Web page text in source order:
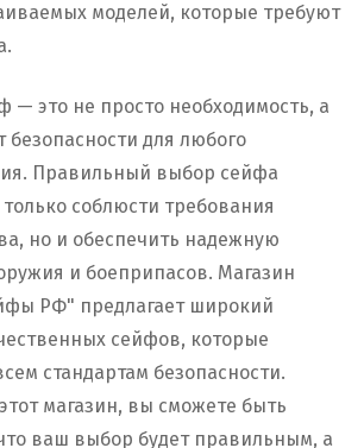
моделей, которые требуют
это не просто необходимость, а
для любого
Правильный выбор сейфа
соблюсти требования
но и обеспечить надежную
и боеприпасов. Магазин
РФ" предлагает широкий
сейфов, которые
стандартам безопасности.
магазин, вы сможете быть
ваш выбор будет правильным, а